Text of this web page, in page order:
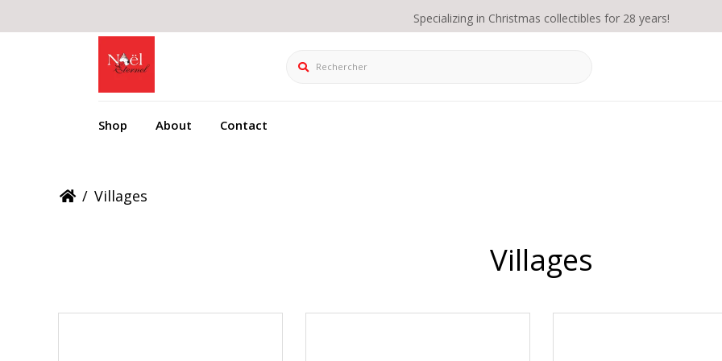
Specializing in Christmas collectibles for 28 years!
Rechercher
Shop About Contact
/ Villages
Villages